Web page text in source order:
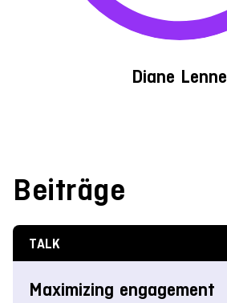
Diane Lenne
Beiträge
TALK
Maximizing engagement